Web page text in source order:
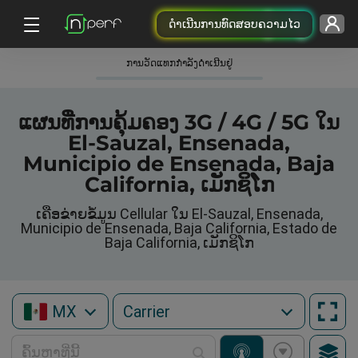
ດຳເນີນການທົດສອບຄວາມໄວ
ການວັດແທກກໍາລັງດໍາເນີນຢູ່
ແຜນທີ່ການຄຸ້ມຄອງ 3G / 4G / 5G ໃນ
El-Sauzal, Ensenada,
Municipio de Ensenada, Baja
California, ເມັກຊິໂກ
ເຄືອຂ່າຍຂໍ້ມູນ Cellular ໃນ El-Sauzal, Ensenada,
Municipio de Ensenada, Baja California, Estado de
Baja California, ເມັກຊິໂກ
MX